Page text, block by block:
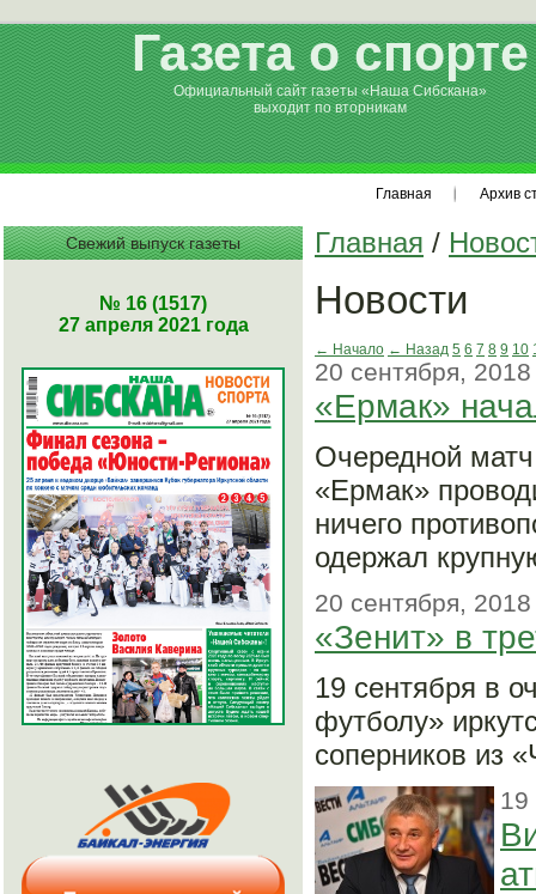
Газета о спорте
Официальный сайт газеты «Наша Сибскана»
выходит по вторникам
Главная Архив
Свежий выпуск газеты
№ 16 (1517)
27 апреля 2021 года
Главная /
Новости
← Начало ← Назад 5 6 7 8 9 10
20 сентября, 2018
«Ермак»
Очередной
«Ермак»
ничего
одержал
20 сентября, 2018
«Зенит» в
19 сентября в
футболу»
соперников из
19